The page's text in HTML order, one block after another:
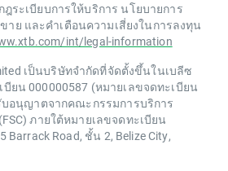
ฎระเบียบการให้บริการ นโยบายการ
าย และคำเตือนความเสี่ยงในการลงทุน
int/legal-information
เป็นบริษัทจำกัดที่จัดตั้งขึ้นในเบลีซ
ยน 000000587 (หมายเลขจดทะเบียน
บอนุญาตจากคณะกรรมการบริการ
ภายใต้หมายเลขจดทะเบียน
Barrack Road, ชั้น 2, Belize City,